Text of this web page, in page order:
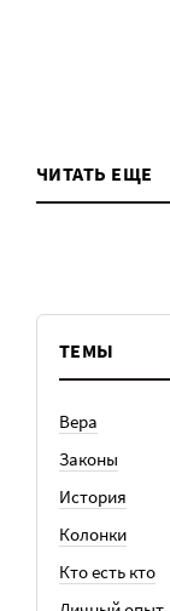
ЧИТАТЬ ЕЩЕ
ТЕМЫ
Вера
Законы
История
Колонки
Кто есть кто